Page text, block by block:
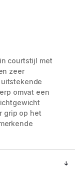
in courtstijl met
zeer
omvat een
grip op het